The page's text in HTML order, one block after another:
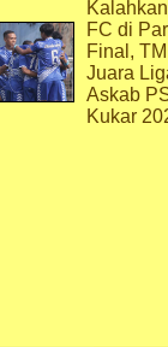
FC di
Final,
Juara
Askab
Kukar